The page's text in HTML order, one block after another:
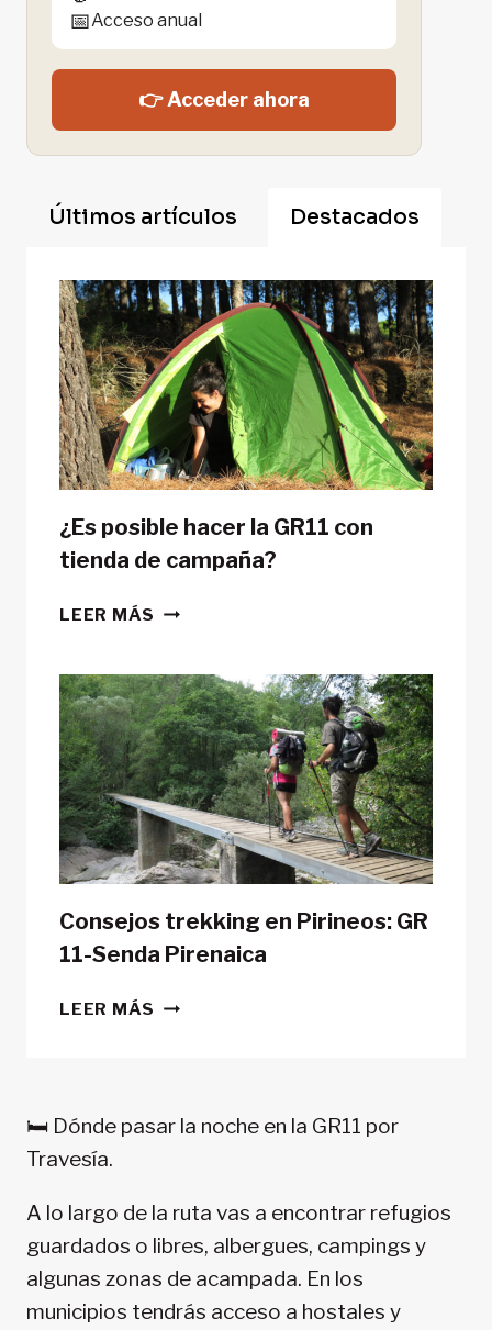
📅Acceso anual
👉 Acceder ahora
Últimos artículos Destacados
¿Es posible hacer la GR11 con
tienda de campaña?
LEER MÁS ¿ES
LA
GR11
CON
TIENDA
DE
CAMPAÑA?
Consejos trekking en Pirineos: GR
11-Senda Pirenaica
LEER MÁS CONSEJOS
11-
🛏️ Dónde pasar la noche en la GR11 por
Travesía.
A lo largo de la ruta vas a encontrar refugios
guardados o libres, albergues, campings y
algunas zonas de acampada. En los
municipios tendrás acceso a hostales y